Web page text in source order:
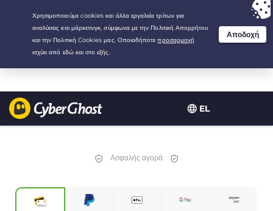
EL
Your choice:The Best Dealfor 2.1666666666667-years at $
/month
Ασφαλής αγορά